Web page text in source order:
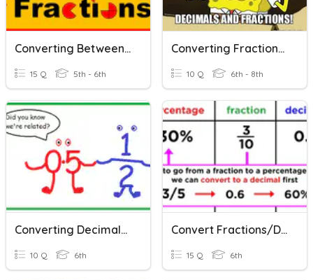
Converting Between Fractions & Decimals
15 Q 5th - 6th
Converting Fractions To Decimals
10 Q 6th - 8th
Converting Decimals And Fractions
10 Q 6th
Convert Fractions/Decimals/Percents
15 Q 6th